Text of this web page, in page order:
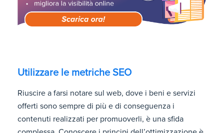
Utilizzare le metriche SEO
Riuscire a farsi notare sul web, dove i beni e servizi
offerti sono sempre di più e di conseguenza i
contenuti realizzati per promuoverli, è una sfida